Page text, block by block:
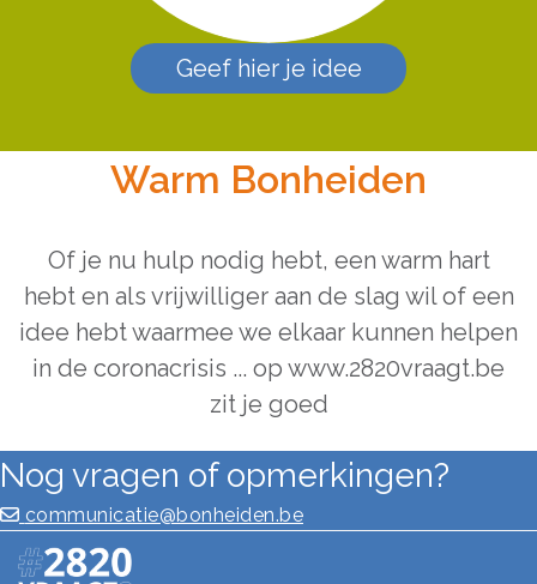
Geef hier je idee
Warm Bonheiden
Of je nu hulp nodig hebt, een warm hart
hebt en als vrijwilliger aan de slag wil of een
idee hebt waarmee we elkaar kunnen helpen
in de coronacrisis ... op www.2820vraagt.be
zit je goed
Nog vragen of opmerkingen?
communicatie@bonheiden.be